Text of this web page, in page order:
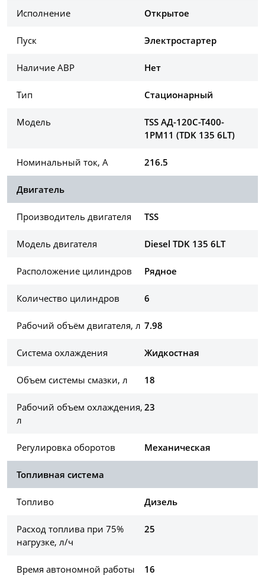
Исполнение Открытое
Пуск Электростартер
Наличие АВР Нет
Тип Стационарный
Модель
TSS АД-120С-Т400-
1РМ11 (TDK 135 6LT)
Номинальный ток, А 216.5
Двигатель
Производитель двигателя TSS
Модель двигателя Diesel TDK 135 6LT
Расположение цилиндров Рядное
Количество цилиндров 6
Рабочий объём двигателя, л 7.98
Система охлаждения Жидкостная
Объем системы смазки, л 18
Рабочий объем охлаждения,
л
23
Регулировка оборотов Механическая
Топливная система
Топливо Дизель
Расход топлива при 75%
нагрузке, л/ч
25
Время автономной работы 16